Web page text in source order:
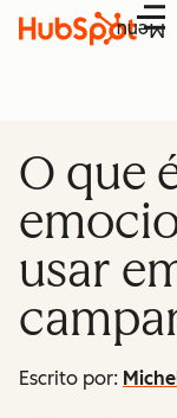
Menu
O que
usar
Escrito por: